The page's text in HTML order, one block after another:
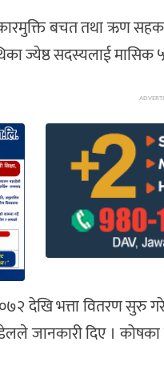
बचत तथा ऋण
ज्येष्ठ सदस्यलाई मासिक
देखि भत्ता वितरण सुरु
जानकारी दिए ।